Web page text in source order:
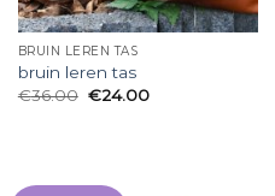
BRUIN LEREN TAS
bruin leren tas
€36.00 €24.00